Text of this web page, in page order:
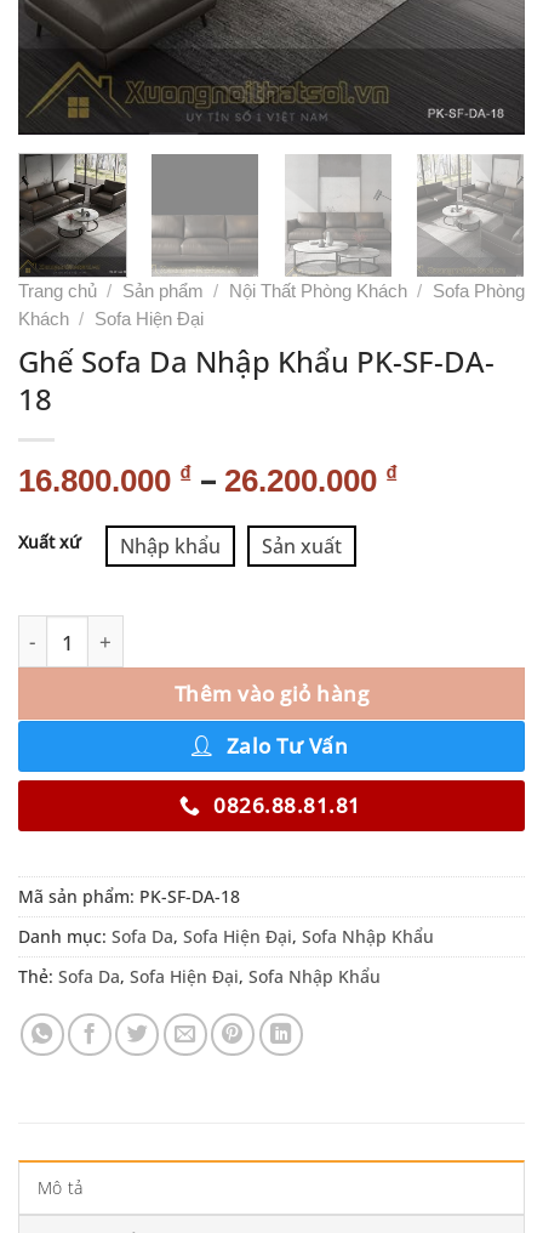
Trang chủ / Sản phẩm / Nội Thất Phòng Khách /
Sofa Phòng
Khách / Sofa Hiện Đại
Ghế Sofa Da Nhập Khẩu PK-SF-DA-
18
16.800.000 ₫ – 26.200.000 ₫
Xuất xứ Nhập khẩu Sản xuất
Thêm vào giỏ hàng
Alternative:
Zalo Tư Vấn
0826.88.81.81
Mã sản phẩm: PK-SF-DA-18
Danh mục: Sofa Da, Sofa Hiện Đại, Sofa Nhập Khẩu
Thẻ: Sofa Da, Sofa Hiện Đại, Sofa Nhập Khẩu
Mô tả